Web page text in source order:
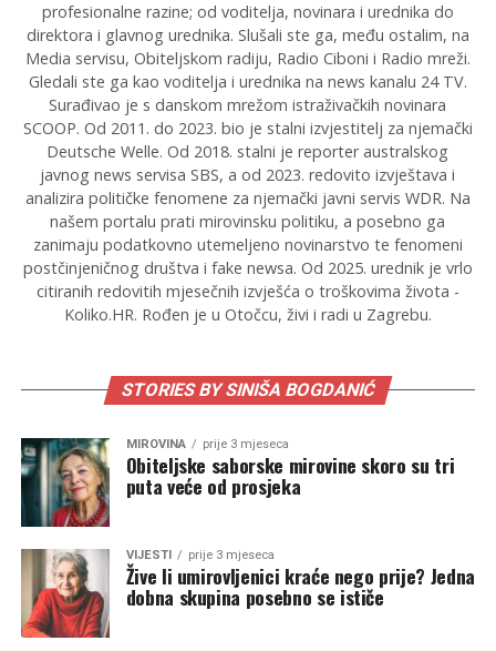
profesionalne razine; od voditelja, novinara i urednika do
direktora i glavnog urednika. Slušali ste ga, među ostalim, na
Media servisu, Obiteljskom radiju, Radio Ciboni i Radio mreži.
Gledali ste ga kao voditelja i urednika na news kanalu 24 TV.
Surađivao je s danskom mrežom istraživačkih novinara
SCOOP. Od 2011. do 2023. bio je stalni izvjestitelj za njemački
Deutsche Welle. Od 2018. stalni je reporter australskog
javnog news servisa SBS, a od 2023. redovito izvještava i
analizira političke fenomene za njemački javni servis WDR. Na
našem portalu prati mirovinsku politiku, a posebno ga
zanimaju podatkovno utemeljeno novinarstvo te fenomeni
postčinjeničnog društva i fake newsa. Od 2025. urednik je vrlo
citiranih redovitih mjesečnih izvješća o troškovima života -
Koliko.HR. Rođen je u Otočcu, živi i radi u Zagrebu.
STORIES BY SINIŠA BOGDANIĆ
MIROVINA prije 3 mjeseca
Obiteljske saborske mirovine skoro su tri
puta veće od prosjeka
VIJESTI prije 3 mjeseca
Žive li umirovljenici kraće nego prije? Jedna
dobna skupina posebno se ističe